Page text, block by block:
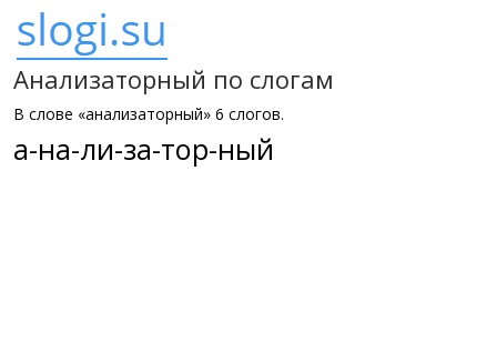
Анализаторный по слогам
В слове «анализаторный» 6 слогов.
а-на-ли-за-тор-ный